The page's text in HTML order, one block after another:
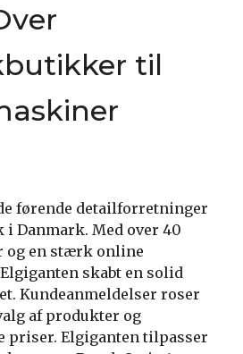
til
førende detailforretninger
Danmark. Med over 40
og en stærk online
skabt en solid
Kundeanmeldelser roser
af produkter og
priser. Elgiganten tilpasser